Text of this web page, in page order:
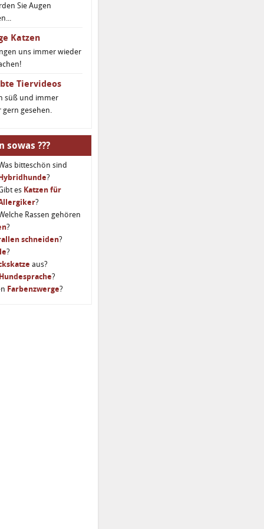
Sie Augen
Katzen
uns immer wieder
Tiervideos
süß und immer
gern gesehen.
sowas ???
bitteschön sind
?
es Katzen für
?
Rassen gehören
?
schneiden?
?
aus?
?
Farbenzwerge?